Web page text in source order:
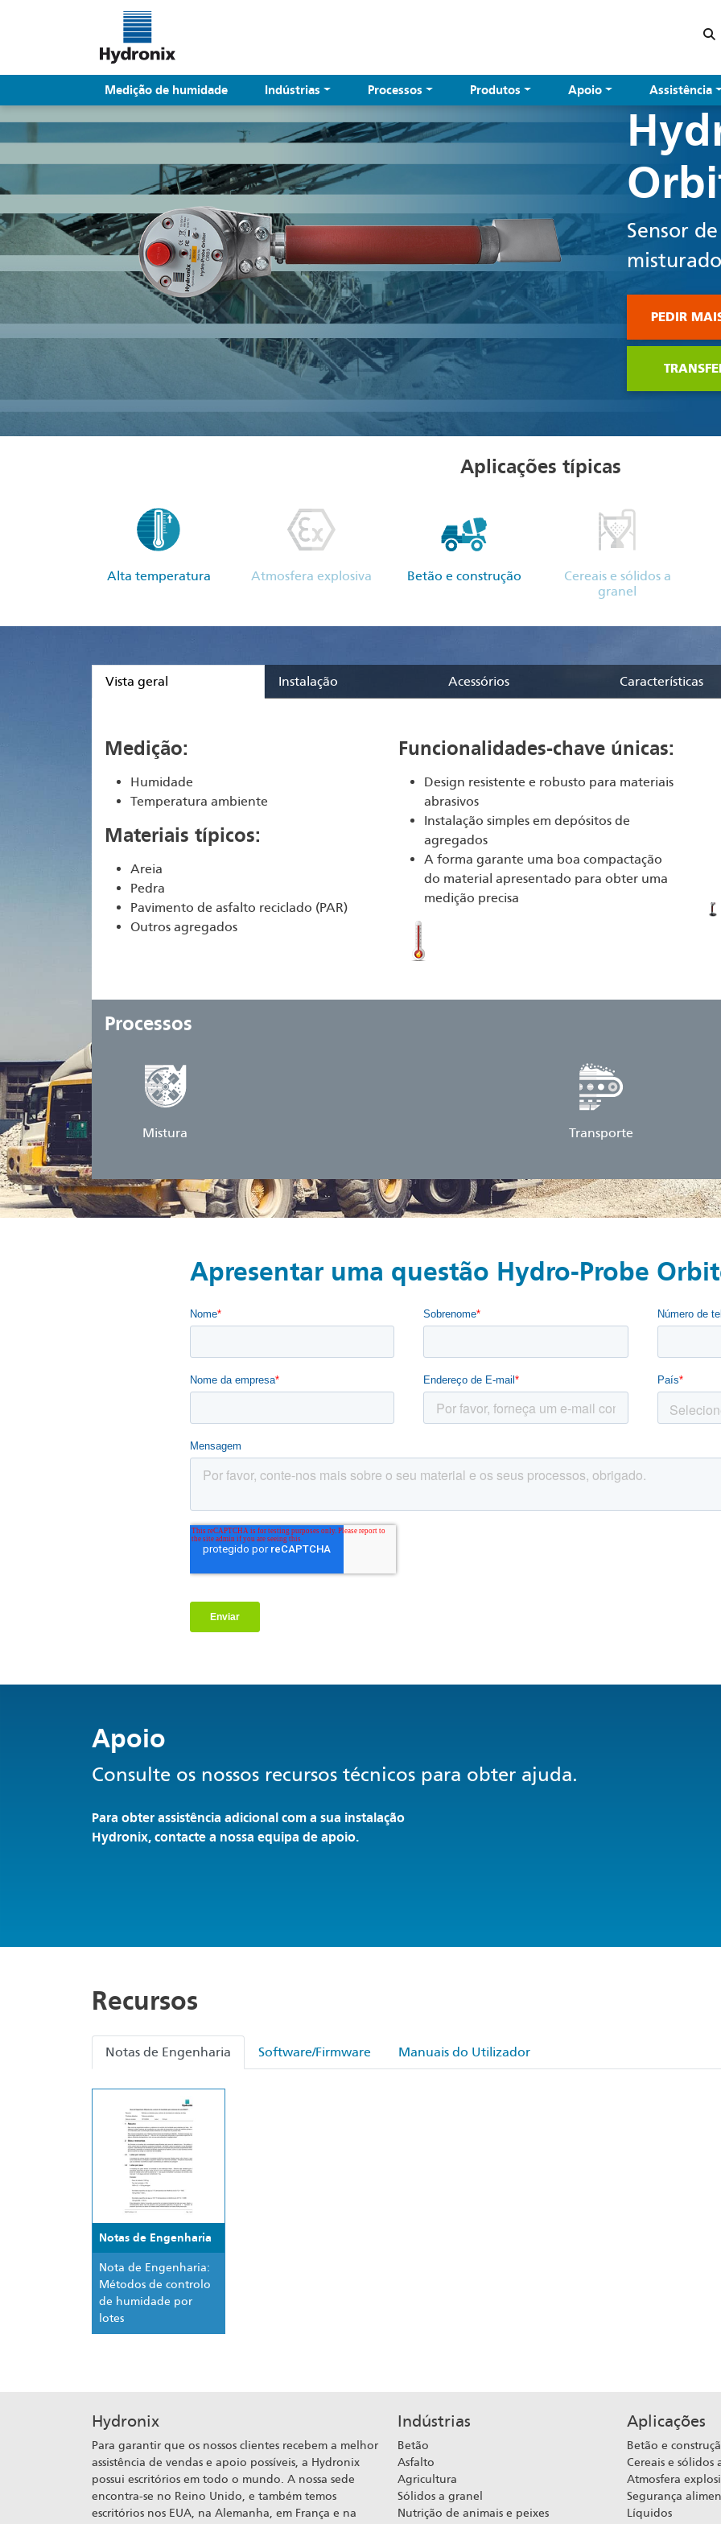
Medição de humidade Indústrias Processos Produtos Apoio Assistência
Sensor
PEDIR
Aplicações típicas
Alta temperatura Atmosfera explosiva Betão e construção
Cereais e sólidos a
granel
Vista geral Instalação Acessórios Características
Medição:
Humidade
Temperatura ambiente
Materiais típicos:
Areia
Pedra
Pavimento de asfalto reciclado (PAR)
Outros agregados
Funcionalidades-chave únicas:
Design resistente e robusto para materiais
abrasivos
Instalação simples em depósitos de
agregados
A forma garante uma boa compactação
do material apresentado para obter uma
medição precisa
Processos
Mistura Transporte
Apresentar uma questão Hydro-Probe
Apoio
Consulte os nossos recursos técnicos para obter ajuda.
Para obter assistência adicional com a sua instalação
Hydronix, contacte a nossa equipa de apoio.
Recursos
Notas de Engenharia Software/Firmware Manuais do Utilizador
Notas de Engenharia
Nota de Engenharia:
Métodos de controlo
de humidade por
lotes
Hydronix
Para garantir que os nossos clientes recebem a melhor
assistência de vendas e apoio possíveis, a Hydronix
possui escritórios em todo o mundo. A nossa sede
encontra-se no Reino Unido, e também temos
escritórios nos EUA, na Alemanha, em França e na
Indústrias
Betão
Asfalto
Agricultura
Sólidos a granel
Nutrição de animais e peixes
Aplicações
Betão e
Cereais e sólidos
Atmosfera
Segurança
Líquidos